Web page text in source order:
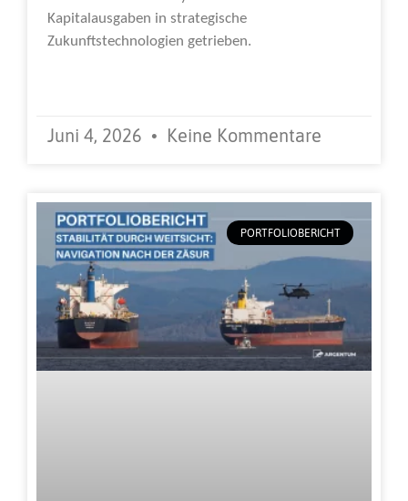
Kapitalausgaben in strategische
Zukunftstechnologien getrieben.
Juni 4, 2026 Keine Kommentare
PORTFOLIOBERICHT